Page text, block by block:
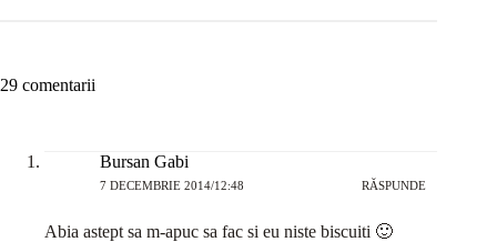
29 comentarii
Bursan Gabi
7 DECEMBRIE 2014/12:48 RĂSPUNDE
Abia astept sa m-apuc sa fac si eu niste biscuiti 🙂